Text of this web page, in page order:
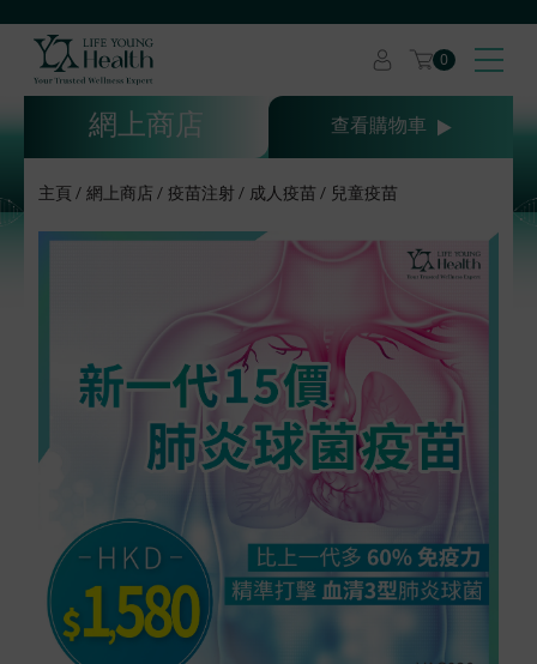
0
網上商店 查看購物車
主頁 網上商店 疫苗注射 成人疫苗 兒童疫苗